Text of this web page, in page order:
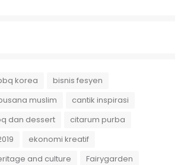
korea
bisnis fesyen
muslim
cantik inspirasi
dan dessert
citarum purba
ekonomi kreatif
and culture
Fairygarden